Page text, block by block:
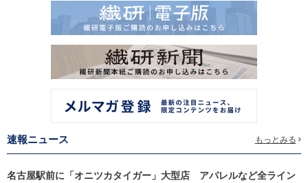
速報ニュース もっとみる
名古屋駅前に「オニツカタイガー」大型店 アパレルなど全ライン